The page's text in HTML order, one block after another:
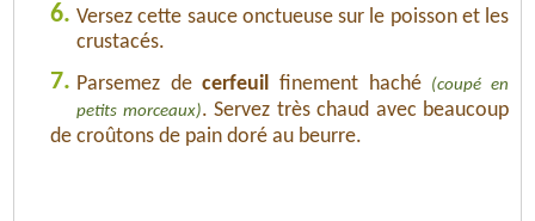
6. Versez cette sauce onctueuse sur le poisson et les
crustacés.
7. Parsemez decerfeuil finement haché (coupé en
petits morceaux). Servez très chaud avec beaucoup
de croûtons de pain doré au beurre.